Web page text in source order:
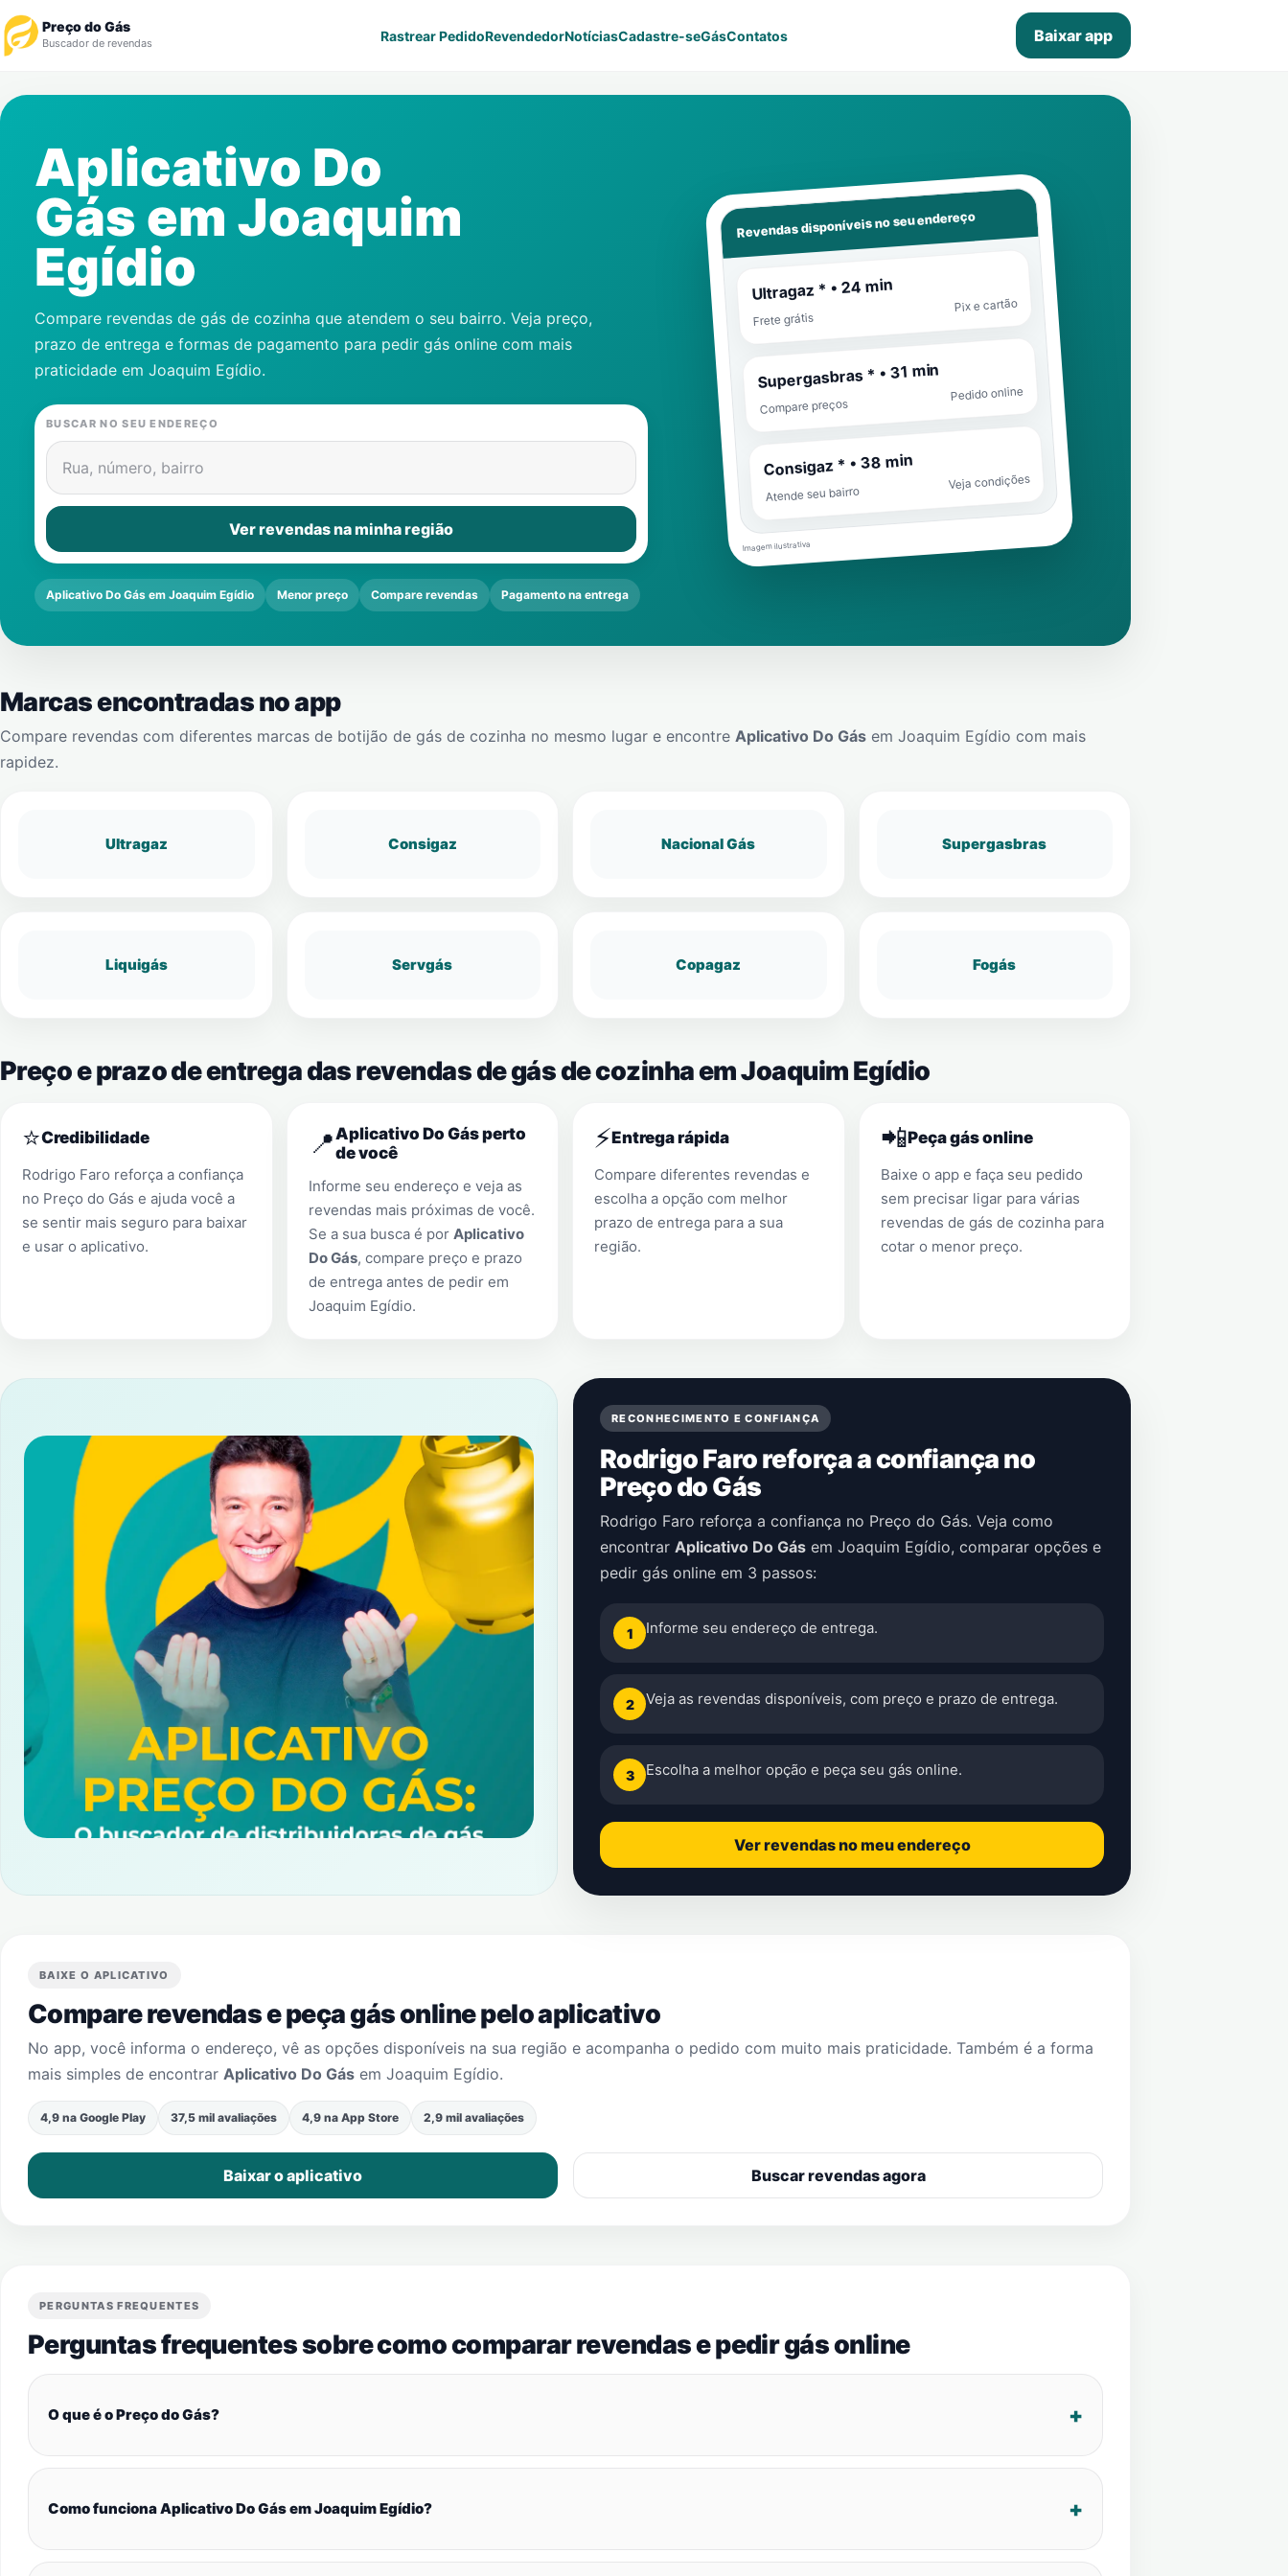
Preço do Gás
Buscador de revendas Rastrear PedidoRevendedorNotíciasCadastre-seGásContatos Baixar app
Revendedor
Notícias
Cadastre-se
Contatos
Aplicativo Do
Gás em Joaquim
Egídio
Compare revendas de gás de cozinha que atendem o seu bairro. Veja preço,
prazo de entrega e formas de pagamento para pedir gás online com mais
praticidade em Joaquim Egídio.
BUSCAR NO SEU ENDEREÇO
Rua, número, bairro
Ver revendas na minha região
Aplicativo Do Gás em Joaquim Egídio Menor preço Compare revendas Pagamento na entrega
Revendas disponíveis no seu endereço
Ultragaz * • 24 min
Frete grátis
Pix e cartão
Supergasbras * • 31 min
Compare preços
Pedido online
Consigaz * • 38 min
Atende seu bairro
Veja condições
Imagem ilustrativa
Marcas encontradas no app
Compare revendas com diferentes marcas de botijão de gás de cozinha no mesmo lugar e encontre Aplicativo Do Gás em Joaquim Egídio com mais
rapidez.
Ultragaz Consigaz Nacional Gás Supergasbras
Liquigás Servgás Copagaz Fogás
Preço e prazo de entrega das revendas de gás de cozinha em Joaquim Egídio
⭐Credibilidade
Rodrigo Faro reforça a confiança
no Preço do Gás e ajuda você a
se sentir mais seguro para baixar
e usar o aplicativo.
📍Aplicativo Do Gás perto
de você
Informe seu endereço e veja as
revendas mais próximas de você.
Se a sua busca é por Aplicativo
Do Gás, compare preço e prazo
de entrega antes de pedir em
Joaquim Egídio.
⚡Entrega rápida
Compare diferentes revendas e
escolha a opção com melhor
prazo de entrega para a sua
região.
📲Peça gás online
Baixe o app e faça seu pedido
sem precisar ligar para várias
revendas de gás de cozinha para
cotar o menor preço.
RECONHECIMENTO E CONFIANÇA
Rodrigo Faro reforça a confiança no
Preço do Gás
Rodrigo Faro reforça a confiança no Preço do Gás. Veja como
encontrar Aplicativo Do Gás em Joaquim Egídio, comparar opções e
pedir gás online em 3 passos:
1 Informe seu endereço de entrega.
2 Veja as revendas disponíveis, com preço e prazo de entrega.
3 Escolha a melhor opção e peça seu gás online.
Ver revendas no meu endereço
BAIXE O APLICATIVO
Compare revendas e peça gás online pelo aplicativo
No app, você informa o endereço, vê as opções disponíveis na sua região e acompanha o pedido com muito mais praticidade. Também é a forma
mais simples de encontrar Aplicativo Do Gás em Joaquim Egídio.
4,9 na Google Play 37,5 mil avaliações 4,9 na App Store 2,9 mil avaliações
Baixar o aplicativo Buscar revendas agora
PERGUNTAS FREQUENTES
Perguntas frequentes sobre como comparar revendas e pedir gás online
O que é o Preço do Gás?
Como funciona Aplicativo Do Gás em Joaquim Egídio?